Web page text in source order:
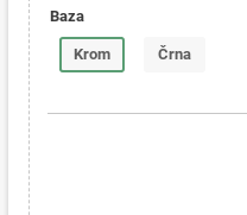
Baza
Krom Črna